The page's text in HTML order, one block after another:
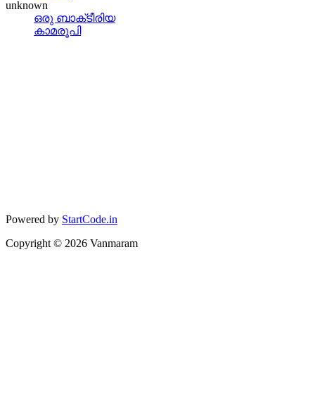
unknown
ഒരു ബാക്‌ടീരിയ
കാമരൂപി
Powered by StartCode.in
Copyright © 2026 Vanmaram